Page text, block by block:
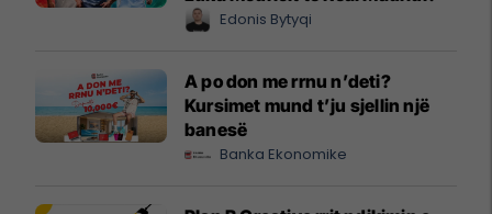
Edonis Bytyqi
A po don me rrnu n’deti?
Kursimet mund t’ju sjellin një
banesë
Banka Ekonomike